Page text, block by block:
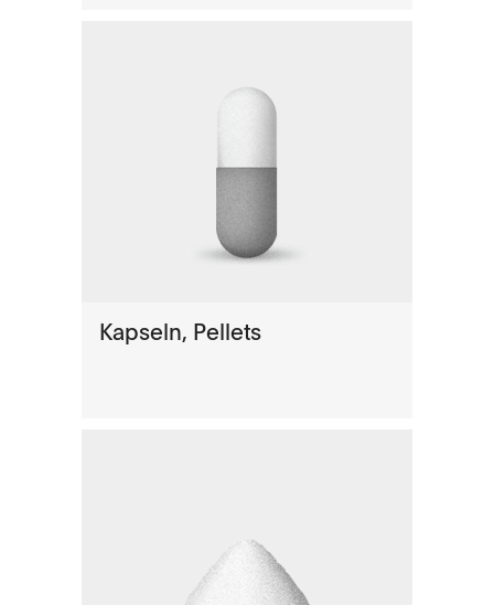
Kapseln, Pellets